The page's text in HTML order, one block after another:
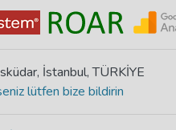
İstanbul, TÜRKİYE
lütfen bize bildirin